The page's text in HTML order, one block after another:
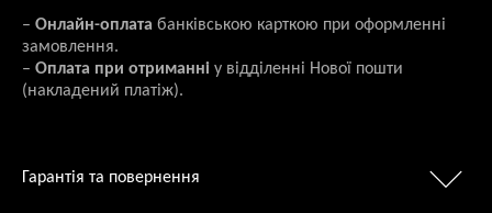
– Онлайн-оплата банківською карткою при оформленні
замовлення.
– Оплата при отриманні у відділенні Нової пошти
(накладений платіж).
Гарантія та повернення